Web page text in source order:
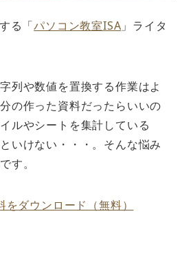
る「パソコン教室ISA 」ライタ
列や数値を置換する作業はよ
の作った資料だったらいいの
ルやシートを集計している
いけない・・・。そんな悩み
す。
ダウンロード（無料）